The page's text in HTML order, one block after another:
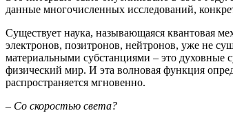
данные многочисленных исследований,
Существует наука, называющаяся квантовая
электронов, позитронов, нейтронов, уже не
материальными субстанциями – это духовные
физический мир. И эта волновая функция
распространяется мгновенно.
– Со скоростью света?